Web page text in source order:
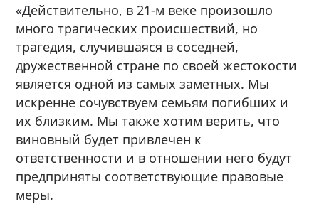
«Действительно, в 21-м веке произошло
много трагических происшествий, но
трагедия, случившаяся в соседней,
дружественной стране по своей жестокости
является одной из самых заметных. Мы
искренне сочувствуем семьям погибших и
их близким. Мы также хотим верить, что
виновный будет привлечен к
ответственности и в отношении него будут
предприняты соответствующие правовые
меры.